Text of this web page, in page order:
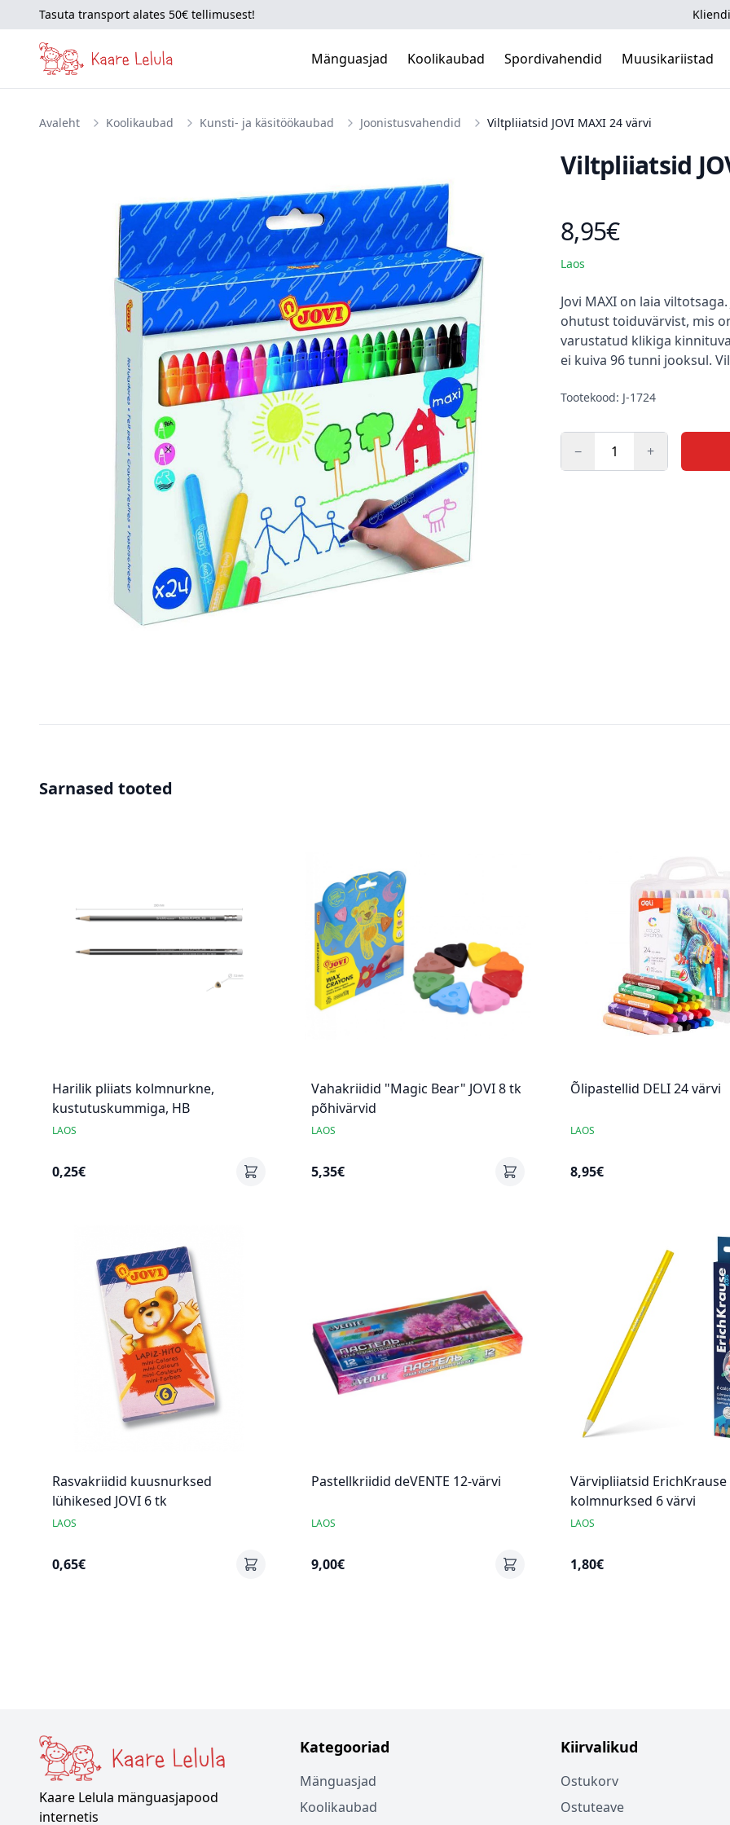
Tasuta transport alates 50€ tellimusest!
Mänguasjad Koolikaubad Spordivahendid Muusikariistad
Avaleht Koolikaubad Kunsti- ja käsitöökaubad Joonistusvahendid Viltpliiatsid JOVI MAXI 24 värvi
Viltpliiatsid
Toote hind
8,95€
Laos
Kirjeldus
Jovi MAXI on laia
ohutust toiduvärvist, mis
varustatud klikiga
ei kuiva 96 tunni jooksul.
Tootekood: J-1724
− +
Sarnased tooted
Harilik pliiats kolmnurkne,
kustutuskummiga, HB
LAOS
0,25€
Vahakriidid "Magic Bear" JOVI 8 tk
põhivärvid
LAOS
5,35€
Õlipastellid DELI 24 värvi
LAOS
8,95€
Rasvakriidid kuusnurksed
lühikesed JOVI 6 tk
LAOS
0,65€
Pastellkriidid deVENTE 12-värvi
LAOS
9,00€
Värvipliiatsid ErichKrause
kolmnurksed 6 värvi
LAOS
1,80€
Kaare Lelula mänguasjapood
internetis
Kategooriad
Mänguasjad
Koolikaubad
Kiirvalikud
Ostukorv
Ostuteave